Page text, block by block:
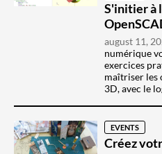
S'initier à
august 11,
numérique
exercices
maîtriser les
3D, avec le
EVENTS
Créez